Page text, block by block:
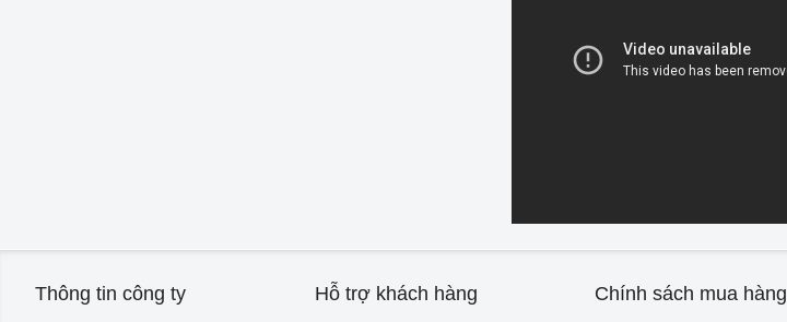
Thông tin công ty Hỗ trợ khách hàng Chính sách mua hàng